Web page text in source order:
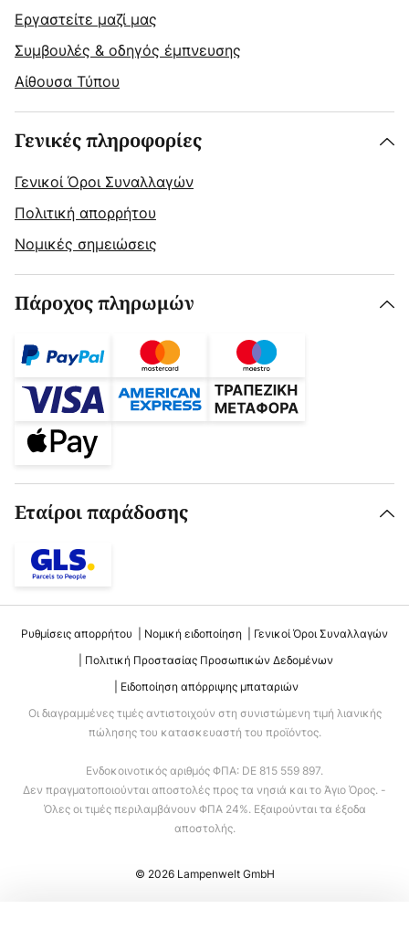
Εργαστείτε μαζί μας
Συμβουλές & οδηγός έμπνευσης
Αίθουσα Τύπου
Γενικές πληροφορίες
Γενικοί Όροι Συναλλαγών
Πολιτική απορρήτου
Νομικές σημειώσεις
Πάροχος πληρωμών
Εταίροι παράδοσης
Ρυθμίσεις απορρήτου Νομική ειδοποίηση
Γενικοί Όροι Συναλλαγών
Πολιτική Προστασίας Προσωπικών Δεδομένων
Ειδοποίηση απόρριψης μπαταριών
Οι διαγραμμένες τιμές αντιστοιχούν στη συνιστώμενη τιμή λιανικής
πώλησης του κατασκευαστή του προϊόντος.
Ενδοκοινοτικός αριθμός ΦΠΑ: DE 815 559 897.
Δεν πραγματοποιούνται αποστολές προς τα νησιά και το Άγιο Όρος. -
Όλες οι τιμές περιλαμβάνουν ΦΠΑ 24%. Εξαιρούνται τα έξοδα
αποστολής.
© 2026 Lampenwelt GmbH